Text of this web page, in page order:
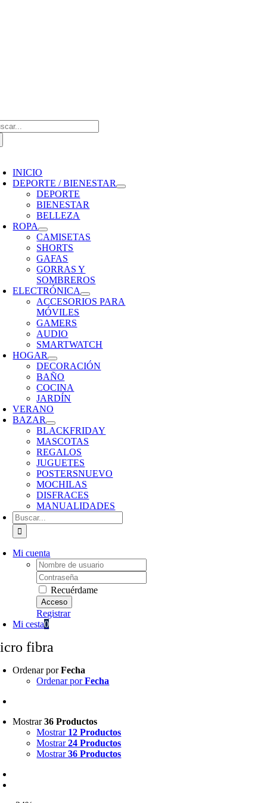
INICIO
DEPORTE / BIENESTAR
DEPORTE
BIENESTAR
BELLEZA
ROPA
CAMISETAS
SHORTS
GAFAS
GORRAS Y
SOMBREROS
ELECTRÓNICA
ACCESORIOS PARA
MÓVILES
GAMERS
AUDIO
SMARTWATCH
HOGAR
DECORACIÓN
BAÑO
COCINA
JARDÍN
VERANO
BAZAR
BLACKFRIDAY
MASCOTAS
REGALOS
JUGUETES
POSTERSNUEVO
MOCHILAS
DISFRACES
MANUALIDADES
Buscar:
Mi cuenta
Username:
Password:
Recuérdame
Registrar
Mi cesta0
fibra
Ordenar porFecha
Ordenar porFecha
Mostrar36 Productos
Mostrar 12 Productos
Mostrar24 Productos
Mostrar36 Productos